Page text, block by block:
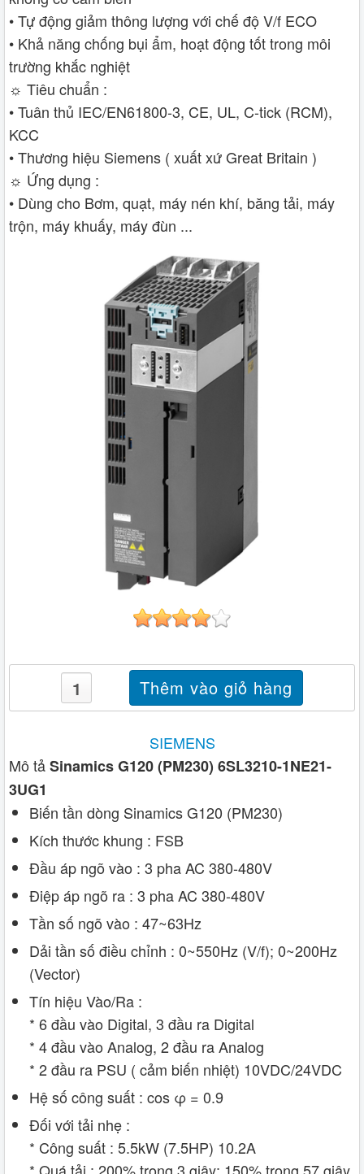
• Tự động giảm thông lượng với chế độ V/f ECO
• Khả năng chống bụi ẩm, hoạt động tốt trong môi
trường khắc nghiệt
☼ Tiêu chuẩn :
• Tuân thủ IEC/EN61800-3, CE, UL, C-tick (RCM),
KCC
• Thương hiệu Siemens ( xuất xứ Great Britain )
☼ Ứng dụng :
• Dùng cho Bơm, quạt, máy nén khí, băng tải, máy
trộn, máy khuấy, máy đùn ...
SIEMENS
Mô tảSinamics G120 (PM230) 6SL3210-1NE21-
3UG1
Biến tần dòng Sinamics G120 (PM230)
Kích thước khung : FSB
Đầu áp ngõ vào : 3 pha AC 380-480V
Điệp áp ngõ ra : 3 pha AC 380-480V
Tần số ngõ vào : 47~63Hz
Dải tần số điều chỉnh : 0~550Hz (V/f); 0~200Hz
(Vector)
Tín hiệu Vào/Ra :
* 6 đầu vào Digital, 3 đầu ra Digital
* 4 đầu vào Analog, 2 đầu ra Analog
* 2 đầu ra PSU ( cảm biến nhiệt) 10VDC/24VDC
Hệ số công suất : cos φ = 0.9
Đối với tải nhẹ :
* Công suất : 5.5kW (7.5HP) 10.2A